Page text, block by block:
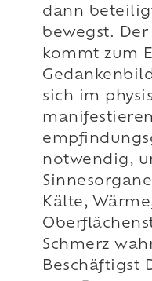
dann
bewegst.
kommt zum
sich im
notwendig,
Kälte,
Schmerz
Beschäftigst